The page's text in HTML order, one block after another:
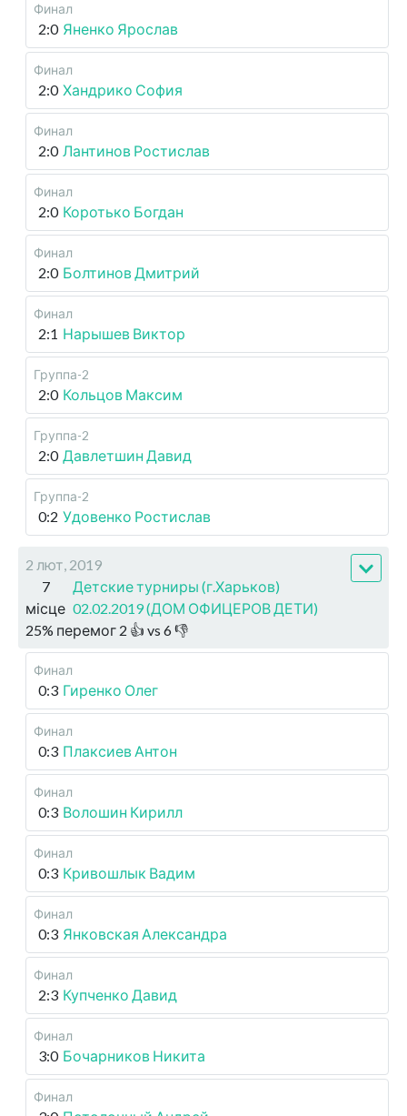
Финал
2:0 Яненко Ярослав
Финал
2:0 Хандрико София
Финал
2:0 Лантинов Ростислав
Финал
2:0 Коротько Богдан
Финал
2:0 Болтинов Дмитрий
Финал
2:1 Нарышев Виктор
Группа-2
2:0 Кольцов Максим
Группа-2
2:0 Давлетшин Давид
Группа-2
0:2 Удовенко Ростислав
2 лют, 2019
7
місце
Детские турниры (г.Харьков)
02.02.2019 (ДОМ ОФИЦЕРОВ ДЕТИ)
25% перемог 2 👍 vs 6👎
Финал
0:3 Гиренко Олег
Финал
0:3 Плаксиев Антон
Финал
0:3 Волошин Кирилл
Финал
0:3 Кривошлык Вадим
Финал
0:3 Янковская Александра
Финал
2:3 Купченко Давид
Финал
3:0 Бочарников Никита
Финал